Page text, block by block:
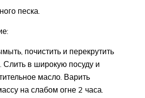
песка.
почистить и перекрутить
Слить в широкую посуду и
масло. Варить
на слабом огне 2 часа.